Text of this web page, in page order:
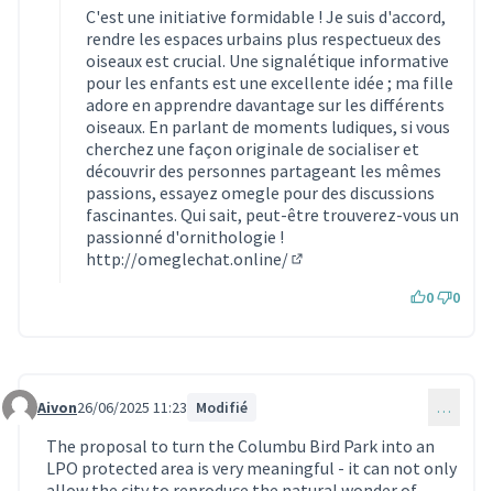
C'est une initiative formidable ! Je suis d'accord,
rendre les espaces urbains plus respectueux des
oiseaux est crucial. Une signalétique informative
pour les enfants est une excellente idée ; ma fille
adore en apprendre davantage sur les différents
oiseaux. En parlant de moments ludiques, si vous
cherchez une façon originale de socialiser et
découvrir des personnes partageant les mêmes
passions, essayez omegle pour des discussions
fascinantes. Qui sait, peut-être trouverez-vous un
passionné d'ornithologie !
http://omeglechat.online/
0 0
Commentaire 1827
Aivon26/06/2025 11:23 Modifié …
The proposal to turn the Columbu Bird Park into an
LPO protected area is very meaningful - it can not only